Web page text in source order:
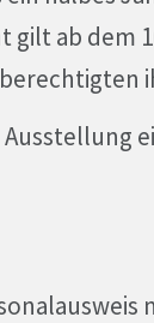
gilt ab dem